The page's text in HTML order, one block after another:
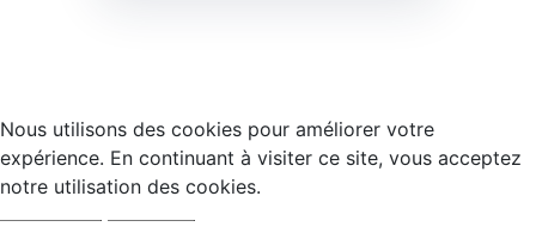
Nous utilisons des cookies pour améliorer votre
expérience. En continuant à visiter ce site, vous acceptez
notre utilisation des cookies.